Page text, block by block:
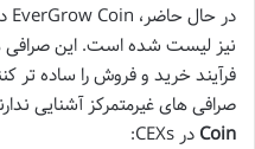
نیز لیست شده است. این صرافی
فرآیند خرید و فروش را ساده تر
صرافی های غیرمتمرکز آشنایی
Coin در CEXs: